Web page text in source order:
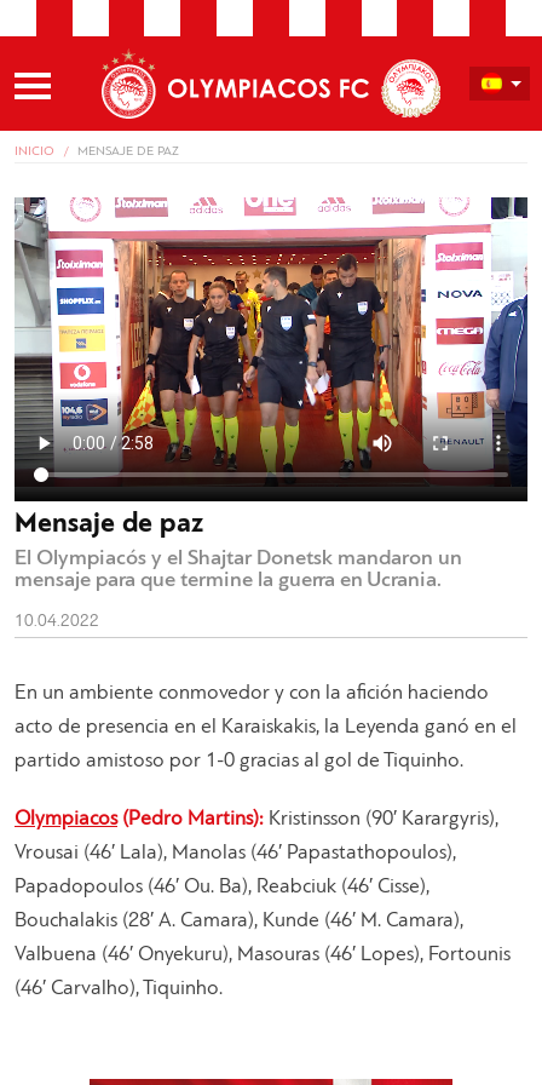
INICIO MENSAJE DE PAZ
Mensaje de paz
El Olympiacós y el Shajtar Donetsk mandaron un
mensaje para que termine la guerra en Ucrania.
10.04.2022
En un ambiente conmovedor y con la afición haciendo
acto de presencia en el Karaiskakis, la Leyenda ganó en el
partido amistoso por 1-0 gracias al gol de Tiquinho.
Olympiacos(Pedro Martins): Kristinsson (90′ Karargyris),
Vrousai (46′ Lala), Manolas (46′ Papastathopoulos),
Papadopoulos (46′ Ou. Ba), Reabciuk (46′ Cisse),
Bouchalakis (28′ A. Camara), Kunde (46′ M. Camara),
Valbuena (46′ Onyekuru), Masouras (46′ Lopes), Fortounis
(46′ Carvalho), Tiquinho.